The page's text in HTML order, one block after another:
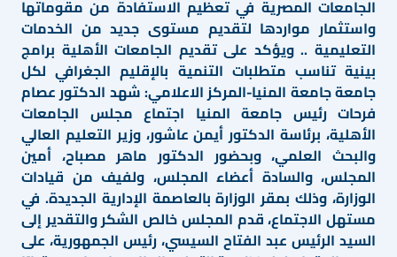
الجامعات المصرية في تعظيم الاستفادة من مقوماتها
واستثمار مواردها لتقديم مستوى جديد من الخدمات
التعليمية .. ويؤكد على تقديم الجامعات الأهلية برامج
بينية تناسب متطلبات التنمية بالإقليم الجغرافي لكل
جامعة جامعة المنيا-المركز الاعلامي: شهد الدكتور عصام
فرحات رئيس جامعة المنيا اجتماع مجلس الجامعات
الأهلية، برئاسة الدكتور أيمن عاشور، وزير التعليم العالي
والبحث العلمي، وبحضور الدكتور ماهر مصباح، أمين
المجلس، والسادة أعضاء المجلس، ولفيف من قيادات
الوزارة، وذلك بمقر الوزارة بالعاصمة الإدارية الجديدة. في
مستهل الاجتماع، قدم المجلس خالص الشكر والتقدير إلى
السيد الرئيس عبد الفتاح السيسي، رئيس الجمهورية، على